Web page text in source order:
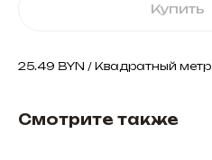
Купить
25.49 BYN / Квадратный метр
Смотрите также